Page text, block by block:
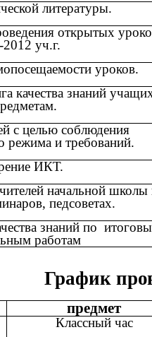
литературы.
открытых
2012 уч.г.
уроков.
качества знаний
с целью соблюдения
режима и требований.
ИКТ.
начальной школы
педсоветах.
знаний по
работам
График
предмет
Классный час